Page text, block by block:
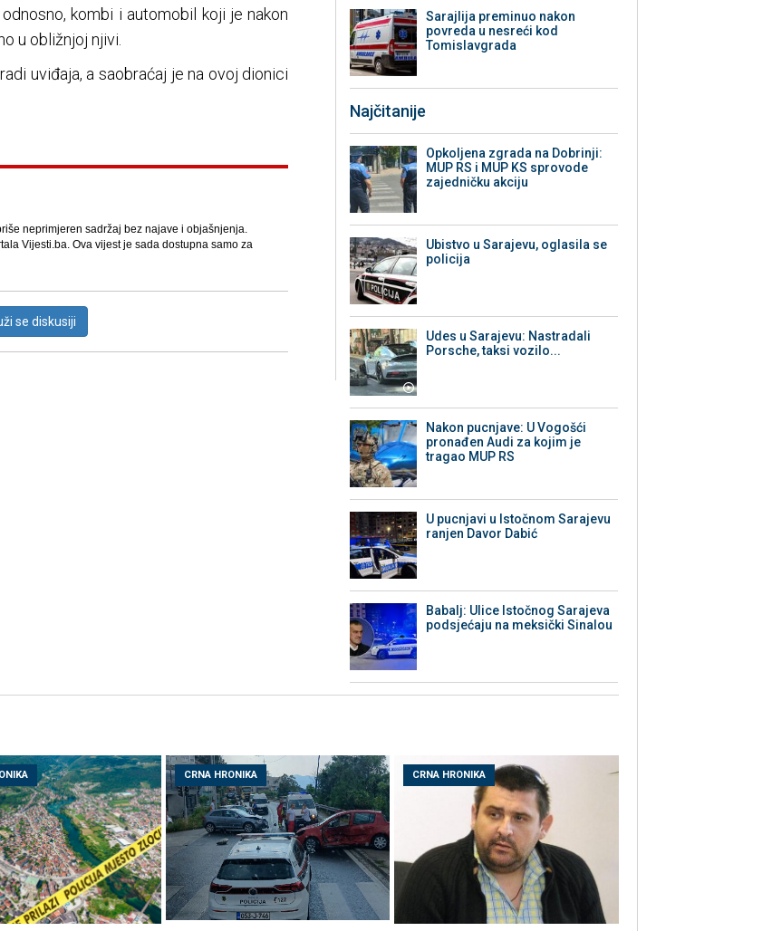
kombi i automobil koji je nakon
u obližnjoj njivi.
uviđaja, a saobraćaj je na ovoj dionici
neprimjeren sadržaj bez najave i objašnjenja.
Vijesti.ba. Ova vijest je sada dostupna samo za
se diskusiji
Sarajlija preminuo nakon
povreda u nesreći kod
Tomislavgrada
Najčitanije
Opkoljena zgrada na Dobrinji:
MUP RS i MUP KS sprovode
zajedničku akciju
Ubistvo u Sarajevu, oglasila se
policija
Udes u Sarajevu: Nastradali
Porsche, taksi vozilo...
Nakon pucnjave: U Vogošći
pronađen Audi za kojim je
tragao MUP RS
U pucnjavi u Istočnom Sarajevu
ranjen Davor Dabić
Babalj: Ulice Istočnog Sarajeva
podsjećaju na meksički Sinalou
CRNA HRONIKA CRNA HRONIKA